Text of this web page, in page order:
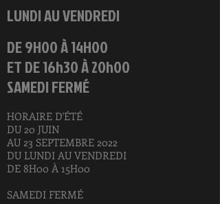
LUNDI AU VENDREDI
DE 9H00 À 14H00
ET DE 16h30 À 20h00
SAMEDI FERMÉ
HORAIRE D'ÉTÉ
DU 20 JUIN
AU 23 SEPTEMBRE 2022
DU LUNDI AU VENDREDI
DE 8H00 À 15H00
SAMEDI FERMÉ